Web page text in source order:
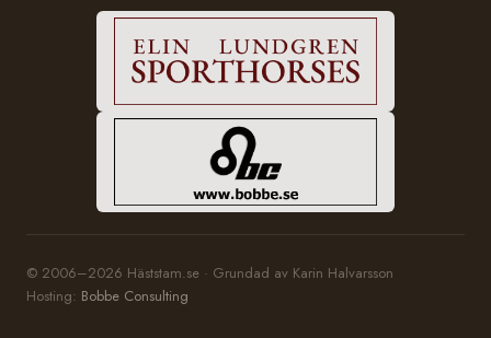
© 2006–2026 Häststam.se · Grundad av Karin Halvarsson
Hosting: Bobbe Consulting